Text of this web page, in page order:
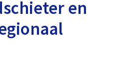
en